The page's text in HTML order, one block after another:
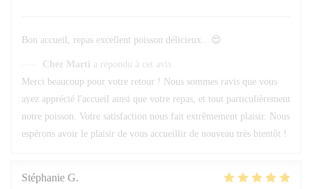
Bon accueil, repas excellent poisson délicieux…😍
Chez Marti a répondu à cet avis
Merci beaucoup pour votre retour ! Nous sommes ravis que vous
ayez apprécié l'accueil ainsi que votre repas, et tout particulièrement
notre poisson. Votre satisfaction nous fait extrêmement plaisir. Nous
espérons avoir le plaisir de vous accueillir de nouveau très bientôt !
Stéphanie G